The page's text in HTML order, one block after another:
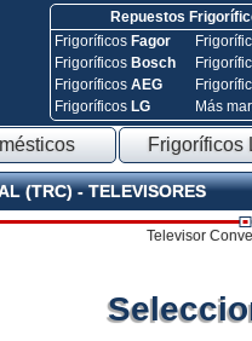
Repuestos
Frigoríficos Fagor
Frigoríficos Bosch
FrigoríficosAEG
Frigoríficos LG
Más
Frigoríficos
(TRC) - TELEVISORES
Televisor